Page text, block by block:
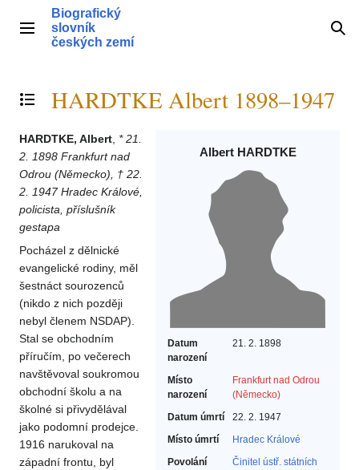
obsahHlavní menu
Biografický
slovník
českých zemí
Přepnout obsah
HARDTKE Albert 1898–1947
Albert HARDTKE
Datum
narození
21. 2. 1898
Místo
narození
Frankfurt nad Odrou
(Německo)
Datum úmrtí
22. 2. 1947
Místo úmrtí
Hradec Králové
Povolání
Činitel ústř. státních
HARDTKE, Albert * 21.
2. 1898 Frankfurt nad
Odrou (Německo), † 22.
2. 1947 Hradec Králové,
policista, příslušník
gestapa
Pocházel z dělnické
evangelické rodiny, měl
šestnáct sourozenců
(nikdo z nich později
nebyl členem NSDAP).
Stal se obchodním
příručím, po večerech
navštěvoval soukromou
obchodní školu a na
školné si přivydělával
jako podomní prodejce.
1916 narukoval na
západní frontu, byl